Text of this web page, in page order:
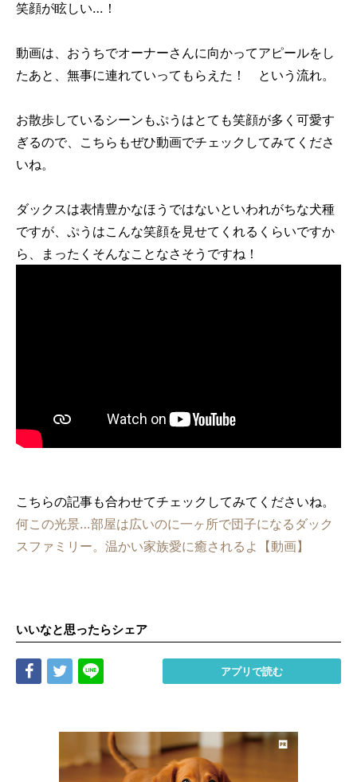
笑顔が眩しい…！
動画は、おうちでオーナーさんに向かってアピールをし
たあと、無事に連れていってもらえた！ という流れ。
お散歩しているシーンもぷうはとても笑顔が多く可愛す
ぎるので、こちらもぜひ動画でチェックしてみてくださ
いね。
ダックスは表情豊かなほうではないといわれがちな犬種
ですが、ぷうはこんな笑顔を見せてくれるくらいですか
ら、まったくそんなことなさそうですね！
こちらの記事も合わせてチェックしてみてくださいね。
何この光景…部屋は広いのに一ヶ所で団子になるダック
スファミリー。温かい家族愛に癒されるよ【動画】
いいなと思ったらシェア
Share Tweet アプリで読む